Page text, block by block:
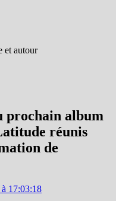
et autour
prochain album
réunis
de
17:03:18